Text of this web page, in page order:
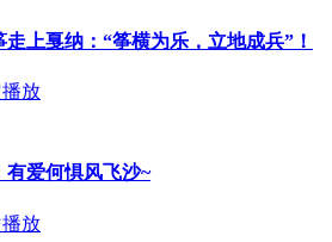
上戛纳：“筝横为乐，立地成兵”！
放
爱何惧风飞沙~
放